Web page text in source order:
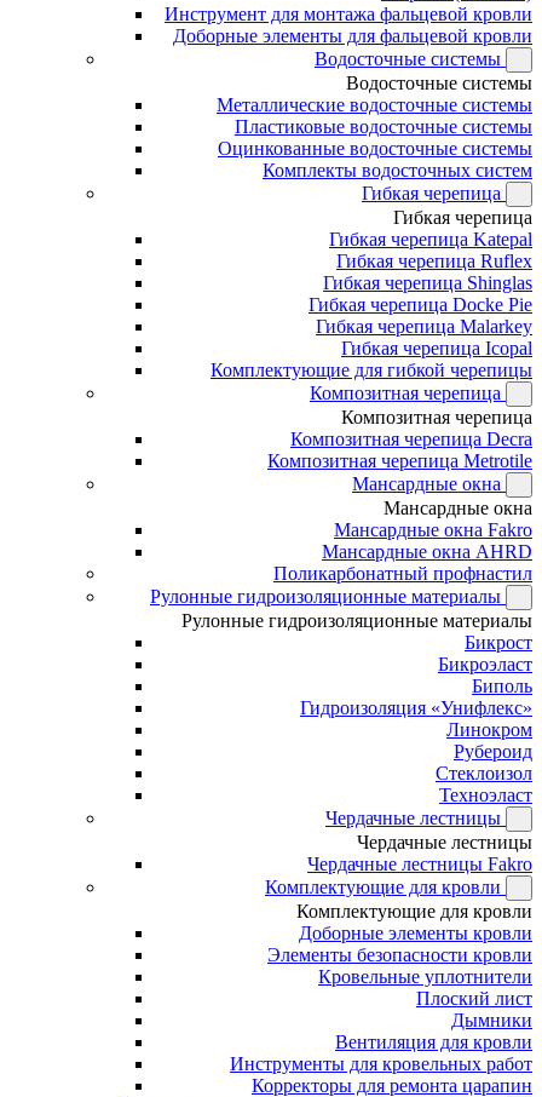
Инструмент для монтажа фальцевой кровли
Доборные элементы для фальцевой кровли
Водосточные системы
Водосточные системы
Металлические водосточные системы
Пластиковые водосточные системы
Оцинкованные водосточные системы
Комплекты водосточных систем
Гибкая черепица
Гибкая черепица
Гибкая черепица Katepal
Гибкая черепица Ruflex
Гибкая черепица Shinglas
Гибкая черепица Docke Pie
Гибкая черепица Malarkey
Гибкая черепица Icopal
Комплектующие для гибкой черепицы
Композитная черепица
Композитная черепица
Композитная черепица Decra
Композитная черепица Metrotile
Мансардные окна
Мансардные окна
Мансардные окна Fakro
Мансардные окна AHRD
Поликарбонатный профнастил
Рулонные гидроизоляционные материалы
Рулонные гидроизоляционные материалы
Бикрост
Бикроэласт
Биполь
Гидроизоляция «Унифлекс»
Линокром
Рубероид
Стеклоизол
Техноэласт
Чердачные лестницы
Чердачные лестницы
Чердачные лестницы Fakro
Комплектующие для кровли
Комплектующие для кровли
Доборные элементы кровли
Элементы безопасности кровли
Кровельные уплотнители
Плоский лист
Дымники
Вентиляция для кровли
Инструменты для кровельных работ
Корректоры для ремонта царапин